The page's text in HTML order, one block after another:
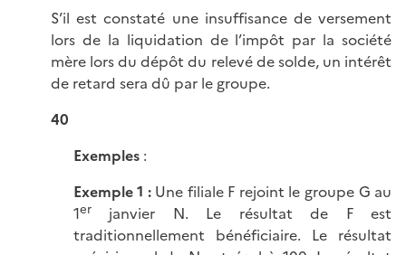
S’il est constaté une insuffisance de versement
lors de la liquidation de l’impôt par la société
mère lors du dépôt du relevé de solde, un intérêt
de retard sera dû par le groupe.
40
Exemples:
Exemple 1 :Une filiale F rejoint le groupe G au
1erjanvier N. Le résultat de F est
traditionnellement bénéficiaire. Le résultat